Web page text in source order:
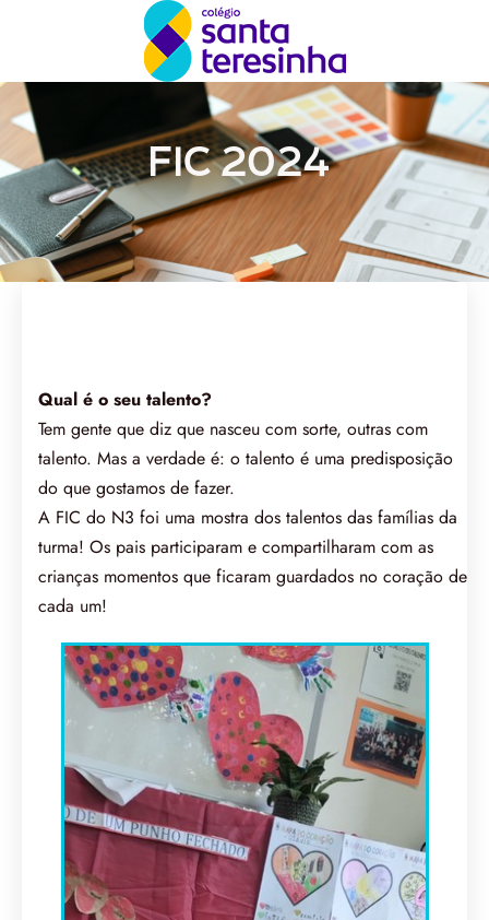
FIC 2024
Qual é o seu talento?
Tem gente que diz que nasceu com sorte, outras com
talento. Mas a verdade é: o talento é uma predisposição
do que gostamos de fazer.
A FIC do N3 foi uma mostra dos talentos das famílias da
turma! Os pais participaram e compartilharam com as
crianças momentos que ficaram guardados no coração de
cada um!